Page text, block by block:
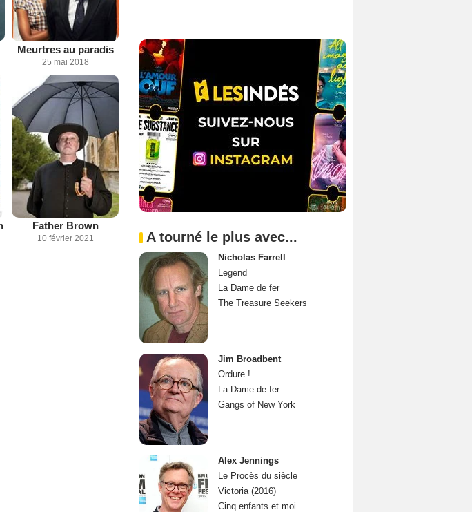
Meurtres au paradis
25 mai 2018
Father Brown
10 février 2021 A tourné le plus avec...
Nicholas Farrell
Legend
La Dame de fer
The Treasure Seekers
Jim Broadbent
Ordure !
La Dame de fer
Gangs of New York
Alex Jennings
Le Procès du siècle
Victoria (2016)
Cinq enfants et moi